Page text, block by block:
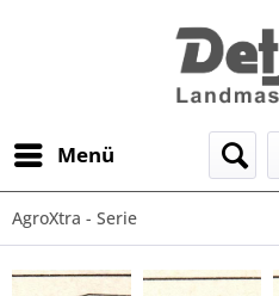
Menü
AgroXtra - Serie